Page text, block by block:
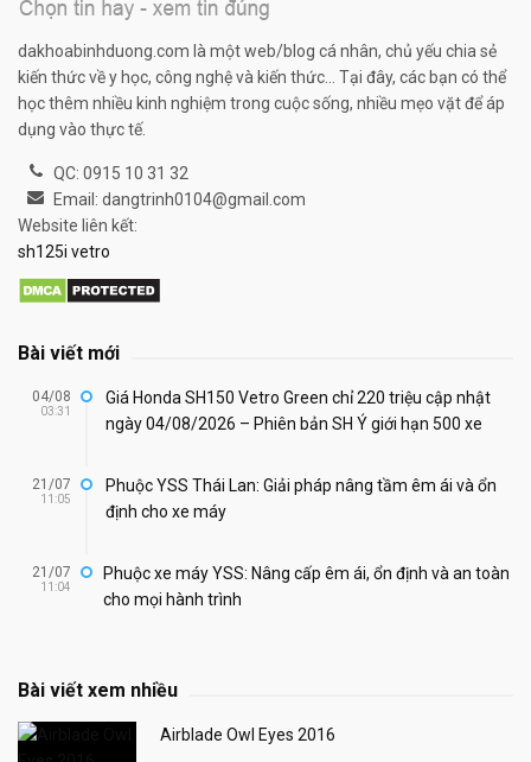
dakhoabinhduong.com là một web/blog cá nhân, chủ yếu chia sẻ
kiến thức về y học, công nghệ và kiến thức... Tại đây, các bạn có thể
học thêm nhiều kinh nghiệm trong cuộc sống, nhiều mẹo vặt để áp
dụng vào thực tế.
QC: 0915 10 31 32
Email: dangtrinh0104@gmail.com
Website liên kết:
sh125i vetro
Bài viết mới
04/08
03:31
Giá Honda SH150 Vetro Green chỉ 220 triệu cập nhật
ngày 04/08/2026 – Phiên bản SH Ý giới hạn 500 xe
21/07
11:05
Phuộc YSS Thái Lan: Giải pháp nâng tầm êm ái và ổn
định cho xe máy
21/07
11:04
Phuộc xe máy YSS: Nâng cấp êm ái, ổn định và an toàn
cho mọi hành trình
Bài viết xem nhiều
Airblade Owl Eyes 2016